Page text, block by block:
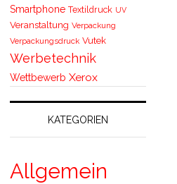
Smartphone Textildruck UV
Veranstaltung Verpackung
Verpackungsdruck Vutek
Werbetechnik
Wettbewerb Xerox
KATEGORIEN
Allgemein